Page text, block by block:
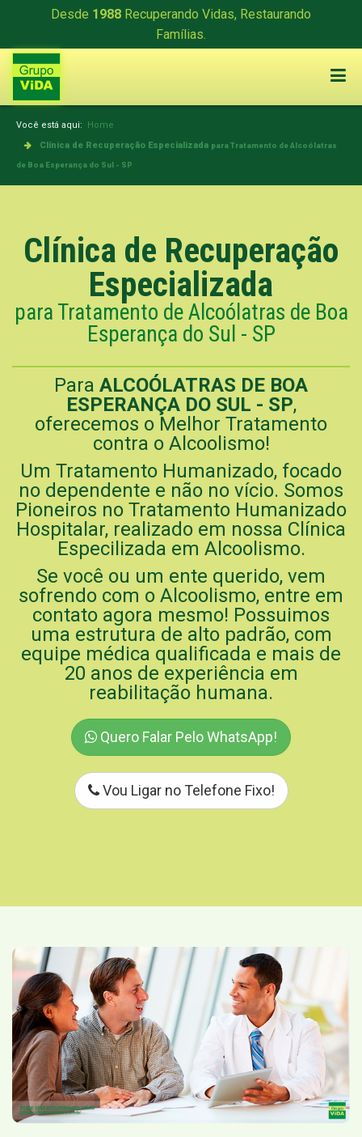
Desde 1988 Recuperando Vidas, Restaurando
Famílias.
Você está aqui: Home
Clínica de Recuperação Especializada para Tratamento de Alcoólatras
de Boa Esperança do Sul - SP
Clínica de Recuperação
Especializada
para Tratamento de Alcoólatras de Boa
Esperança do Sul - SP
Para ALCOÓLATRAS DE BOA
ESPERANÇA DO SUL - SP,
oferecemos o Melhor Tratamento
contra o Alcoolismo!
Um Tratamento Humanizado, focado
no dependente e não no vício. Somos
Pioneiros no Tratamento Humanizado
Hospitalar, realizado em nossa Clínica
Especilizada em Alcoolismo.
Se você ou um ente querido, vem
sofrendo com o Alcoolismo, entre em
contato agora mesmo! Possuimos
uma estrutura de alto padrão, com
equipe médica qualificada e mais de
20 anos de experiência em
reabilitação humana.
Quero Falar Pelo WhatsApp!
Vou Ligar no Telefone Fixo!